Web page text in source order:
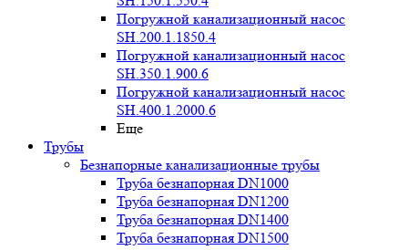
Погружной канализационный насос
SH.200.1.1850.4
Погружной канализационный насос
SH.350.1.900.6
Погружной канализационный насос
SH.400.1.2000.6
Еще
Трубы
Безнапорные канализационные трубы
Труба безнапорная DN1000
Труба безнапорная DN1200
Труба безнапорная DN1400
Труба безнапорная DN1500